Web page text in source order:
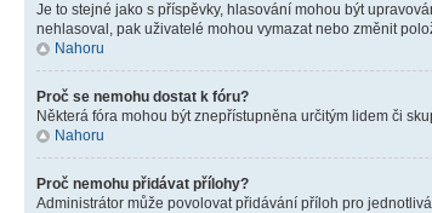
Je to stejné jako s příspěvky, hlasování mohou být
nehlasoval, pak uživatelé mohou vymazat nebo změnit
Nahoru
Proč se nemohu dostat k fóru?
Některá fóra mohou být znepřístupněna určitým lidem či
Nahoru
Proč nemohu přidávat přílohy?
Administrátor může povolovat přidávání příloh pro